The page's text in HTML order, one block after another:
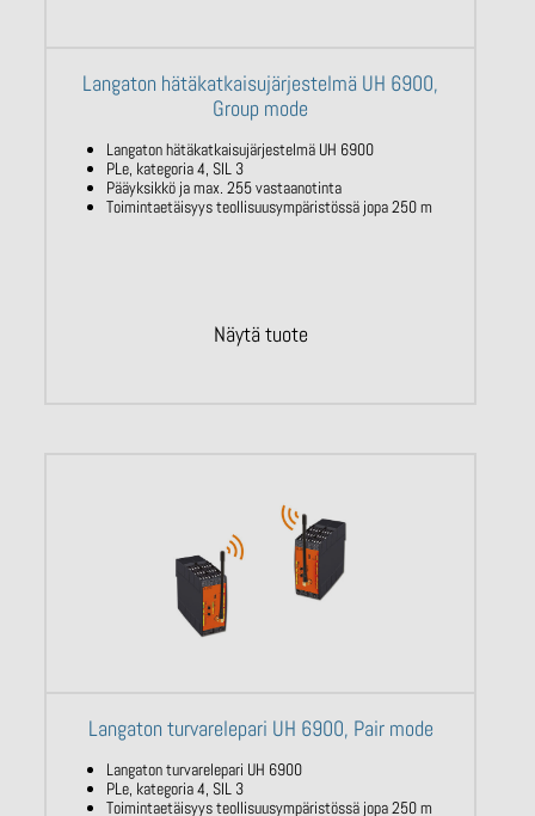
Langaton hätäkatkaisujärjestelmä UH 6900,
Group mode
Langaton hätäkatkaisujärjestelmä UH 6900
PLe, kategoria 4, SIL 3
Pääyksikkö ja max. 255 vastaanotinta
Toimintaetäisyys teollisuusympäristössä jopa 250 m
Näytä tuote
Langaton turvarelepari UH 6900, Pair mode
Langaton turvarelepari UH 6900
PLe, kategoria 4, SIL 3
Toimintaetäisyys teollisuusympäristössä jopa 250 m